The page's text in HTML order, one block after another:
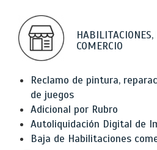
COMERCIO
Reclamo de pintura,
de juegos
Adicional por Rubro
Autoliquidación Digital de
Baja de Habilitaciones